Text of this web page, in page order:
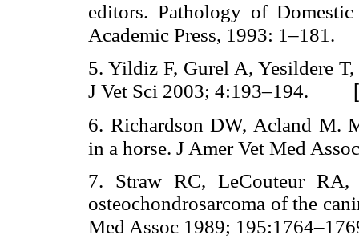
editors. Pathology of
Academic Press, 1993: 1–181.
5. Yildiz F, Gurel A, Yesildere
J Vet Sci 2003; 4:193–194.
6. Richardson DW, Acland M.
in a horse. J Amer Vet Med
7. Straw RC, LeCouteur
osteochondrosarcoma of the
Med Assoc 1989;